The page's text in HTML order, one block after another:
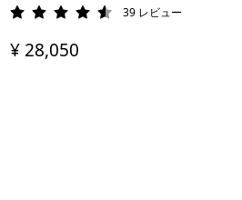
評価: 4.6 / 5
39 レビュー
¥ 28,050